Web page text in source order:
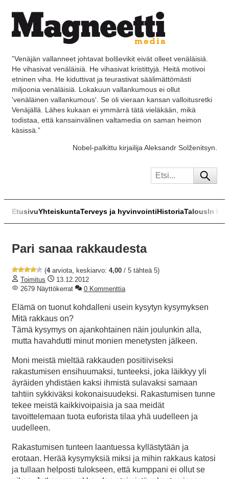
”Venäjän vallanneet johtavat bolševikit eivät olleet venäläisiä.
He vihasivat venäläisiä. He vihasivat kristittyjä. Heitä motivoi
etninen viha. He kiduttivat ja teurastivat säälimättömästi
miljoonia venäläisiä. Lokakuun vallankumous ei ollut
'venäläinen vallankumous'. Se oli vieraan kansan valloitusretki
Venäjällä. Lähes kukaan ei ymmärrä tätä vieläkään, mikä
todistaa, että kansainvälinen valtamedia on saman heimon
käsissä.”
Nobel-palkittu kirjailija Aleksandr Solženitsyn.
EtusivuYhteiskuntaTerveys ja hyvinvointiHistoriaTalousIn
Pari sanaa rakkaudesta
(4arviota, keskiarvo: 4,00 / 5 tähteä 5)
Toimitus
13.12.2012
2679 Näyttökerrat
0 Kommenttia
Elämä on tuonut kohdalleni usein kysytyn kysymyksen
Mitä rakkaus on?
Tämä kysymys on ajankohtainen näin joulunkin alla,
mutta havahdutti minut monien menetysten jälkeen.
Moni meistä mieltää rakkauden positiiviseksi
rakastumisen ensihuumaksi, tunteeksi, joka läikkyy yli
äyräiden yhdistäen kaksi ihmistä sulavaksi samaan
tahtiin sykkiväksi kokonaisuudeksi. Rakastumisen tunne
tekee meistä kaikkivoipaisia ja saa meidät
tavoittelemaan tuota euforista tilaa yhä uudelleen ja
uudelleen.
Rakastumisen tunteen laantuessa kyllästytään ja
erotaan. Herää kysymyksiä miksi ja mihin rakkaus katosi
ja tullaan helposti tulokseen, että kumppani ei ollut se